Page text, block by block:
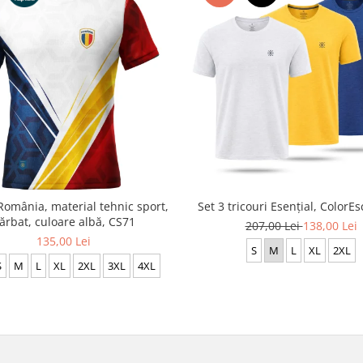
material tehnic sport,
culoare albă, CS71
135,00 Lei
M L XL 2XL 3XL 4XL
Set 3 tricouri Esențial,
207,00 Lei138,00 Lei
S M L XL 2XL